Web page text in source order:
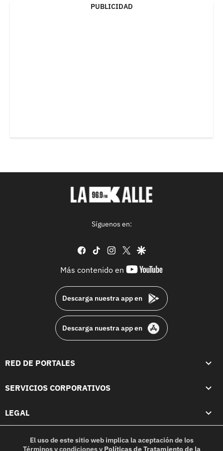
PUBLICIDAD
Síguenos en:
facebook
tiktok instagram
twittergoogle
Más contenido en
youtube-
Descarga nuestra app en
Descarga nuestra app en
RED DE PORTALES
SERVICIOS CORPORATIVOS
LEGAL
El uso de este sitio web implica la aceptación de los
Términos y condicionesy Políticas de Tratamiento de la